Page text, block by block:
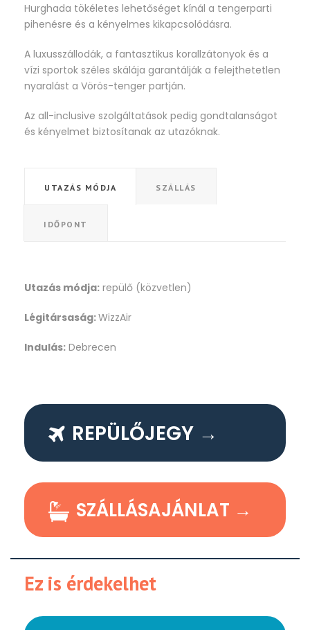
Hurghada tökéletes lehetőséget kínál a tengerparti
pihenésre és a kényelmes kikapcsolódásra.
A luxusszállodák, a fantasztikus korallzátonyok és a
vízi sportok széles skálája garantálják a felejthetetlen
nyaralást a Vörös-tenger partján.
Az all-inclusive szolgáltatások pedig gondtalanságot
és kényelmet biztosítanak az utazóknak.
UTAZÁS MÓDJA SZÁLLÁS
IDŐPONT
Utazás módja: repülő (közvetlen)
Légitársaság:WizzAir
Indulás: Debrecen
REPÜLŐJEGY →
SZÁLLÁSAJÁNLAT →
Ez is érdekelhet